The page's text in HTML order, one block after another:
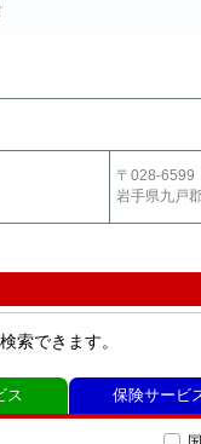
〒028-6599
岩手県九戸
索できます。
ス 保険サービ